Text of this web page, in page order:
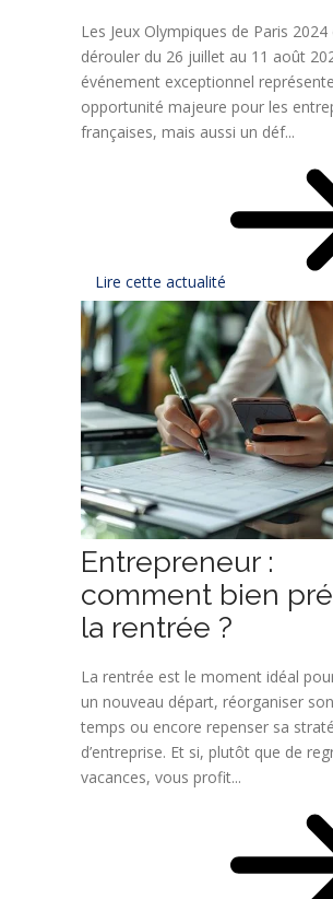
Les Jeux Olympiques de Paris
dérouler du 26 juillet au 11 août
événement exceptionnel
opportunité majeure pour les
françaises, mais aussi un déf...
Lire cette actualité
Entrepreneur :
comment bien
la rentrée ?
La rentrée est le moment idéal
un nouveau départ, réorganiser
temps ou encore repenser sa
d’entreprise. Et si, plutôt que de
vacances, vous profit...